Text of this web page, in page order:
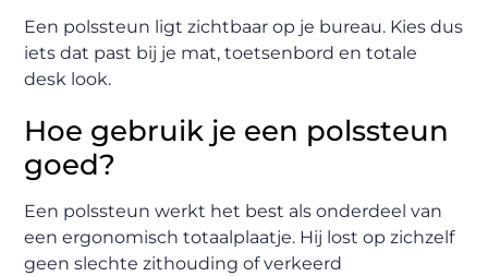
Een polssteun ligt zichtbaar op je bureau. Kies dus
iets dat past bij je mat, toetsenbord en totale
desk look.
Hoe gebruik je een polssteun
goed?
Een polssteun werkt het best als onderdeel van
een ergonomisch totaalplaatje. Hij lost op zichzelf
geen slechte zithouding of verkeerd